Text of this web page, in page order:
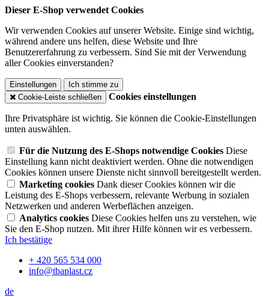
Dieser E-Shop verwendet Cookies
Wir verwenden Cookies auf unserer Website. Einige sind wichtig,
während andere uns helfen, diese Website und Ihre
Benutzererfahrung zu verbessern. Sind Sie mit der Verwendung
aller Cookies einverstanden?
Einstellungen
Ich stimme zu
Cookie-Leiste schließen
Cookies einstellungen
Ihre Privatsphäre ist wichtig. Sie können die Cookie-Einstellungen
unten auswählen.
Für die Nutzung des E-Shops notwendige Cookies Diese
Einstellung kann nicht deaktiviert werden. Ohne die notwendigen
Cookies können unsere Dienste nicht sinnvoll bereitgestellt werden.
Marketing cookies Dank dieser Cookies können wir die
Leistung des E-Shops verbessern, relevante Werbung in sozialen
Netzwerken und anderen Werbeflächen anzeigen.
Analytics cookies Diese Cookies helfen uns zu verstehen, wie
Sie den E-Shop nutzen. Mit ihrer Hilfe können wir es verbessern.
Ich bestätige
+ 420 565 534 000
info@tbaplast.cz
de